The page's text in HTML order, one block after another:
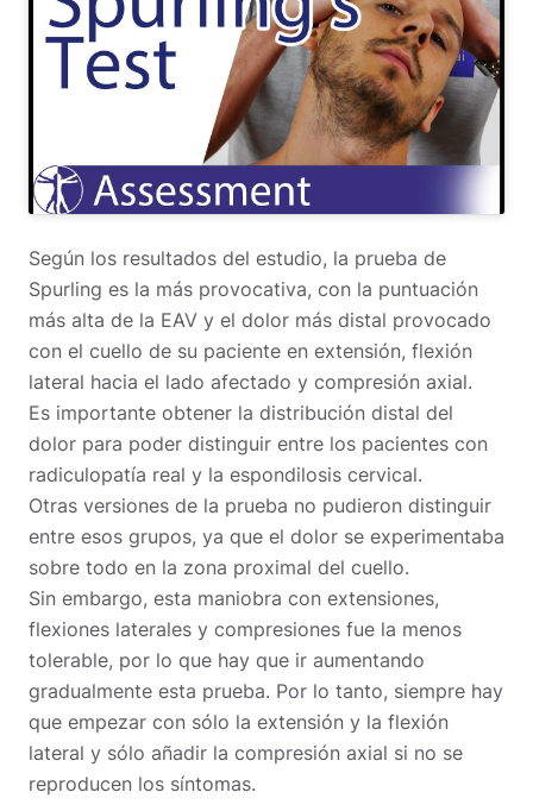
Según los resultados del estudio, la prueba de
Spurling es la más provocativa, con la puntuación
más alta de la EAV y el dolor más distal provocado
con el cuello de su paciente en extensión, flexión
lateral hacia el lado afectado y compresión axial.
Es importante obtener la distribución distal del
dolor para poder distinguir entre los pacientes con
radiculopatía real y la espondilosis cervical.
Otras versiones de la prueba no pudieron distinguir
entre esos grupos, ya que el dolor se experimentaba
sobre todo en la zona proximal del cuello.
Sin embargo, esta maniobra con extensiones,
flexiones laterales y compresiones fue la menos
tolerable, por lo que hay que ir aumentando
gradualmente esta prueba. Por lo tanto, siempre hay
que empezar con sólo la extensión y la flexión
lateral y sólo añadir la compresión axial si no se
reproducen los síntomas.